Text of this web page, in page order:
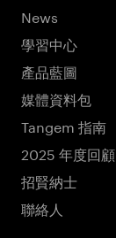
News
學習中心
產品藍圖
媒體資料包
Tangem 指南
2025 年度回顧
招賢納士
聯絡人